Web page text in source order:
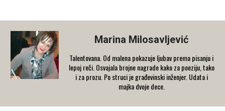
Marina Milosavljević
Talentovana. Od malena pokazuje ljubav prema pisanju i
lepoj reči. Osvajala brojne nagrade kako za poeziju, tako
i za prozu. Po struci je građevinski inženjer. Udata i
majka dvoje dece.